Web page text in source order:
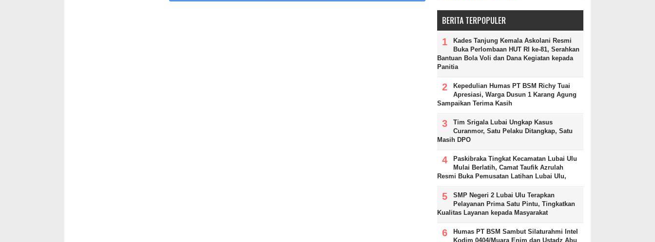
BERITA TERPOPULER
Kades Tanjung Kemala Askolani Resmi
Buka Perlombaan HUT RI ke-81, Serahkan
Bantuan Bola Voli dan Dana Kegiatan kepada
Panitia
Kepedulian Humas PT BSM Richy Tuai
Apresiasi, Warga Dusun 1 Karang Agung
Sampaikan Terima Kasih
Tim Srigala Lubai Ungkap Kasus
Curanmor, Satu Pelaku Ditangkap, Satu
Masih DPO
Paskibraka Tingkat Kecamatan Lubai Ulu
Mulai Berlatih, Camat Taufik Azrulah
Resmi Buka Pemusatan Latihan Lubai Ulu,
SMP Negeri 2 Lubai Ulu Terapkan
Pelayanan Prima Satu Pintu, Tingkatkan
Kualitas Layanan kepada Masyarakat
Humas PT BSM Sambut Silaturahmi Intel
Kodim 0404/Muara Enim dan Ustadz Abu